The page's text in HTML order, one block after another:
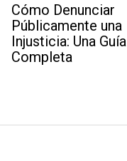
Cómo Denunciar
Públicamente una
Injusticia: Una Guía
Completa